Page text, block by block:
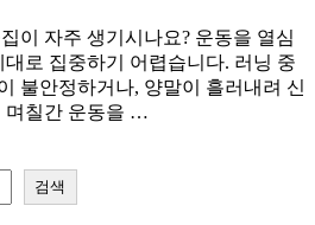
이 자주 생기시나요? 운동을 열심
로 집중하기 어렵습니다. 러닝 중
불안정하거나, 양말이 흘러내려 신
며칠간 운동을 …
검색